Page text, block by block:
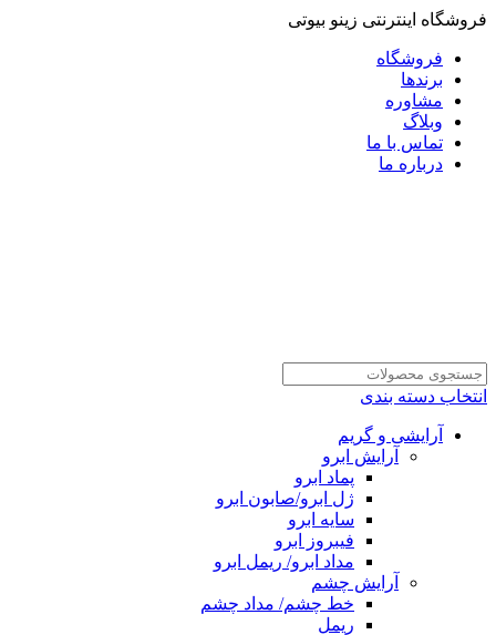
فروشگاه اینترنتی زینو بیوتی
فروشگاه
برندها
مشاوره
وبلاگ
تماس با ما
درباره ما
انتخاب دسته بندی
آرایشی و گریم
آرایش ابرو
پماد ابرو
ژل ابرو/صابون ابرو
سایه ابرو
فیبروز ابرو
مداد ابرو/ ریمل ابرو
آرایش چشم
خط چشم/ مداد چشم
ریمل